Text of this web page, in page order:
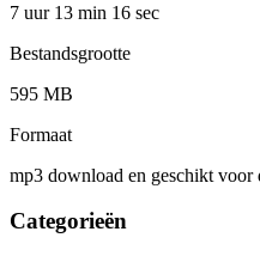
7 uur 13 min 16 sec
Bestandsgrootte
595 MB
Formaat
mp3 download en geschikt voor
Categorieën